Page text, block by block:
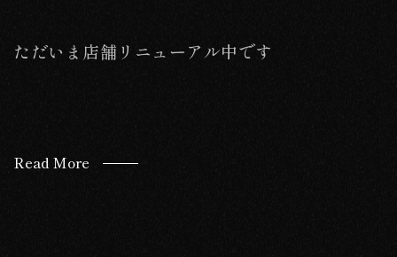
ただいま店舗リニューアル中です
Read More